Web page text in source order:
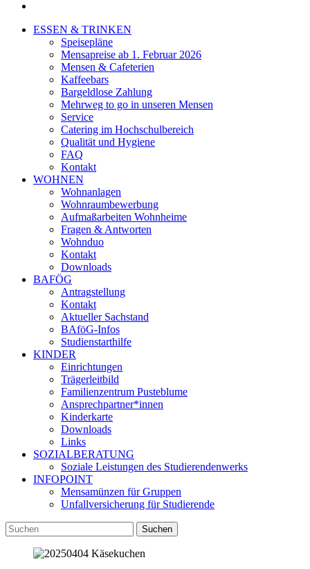
ESSEN & TRINKEN
Speisepläne
Mensapreise ab 1. Februar 2026
Mensen & Cafeterien
Kaffeebars
Bargeldlose Zahlung
Mehrweg to go in unseren Mensen
Service
Catering im Hochschulbereich
Qualität und Hygiene
FAQ
Kontakt
WOHNEN
Wohnanlagen
Wohnraumbewerbung
Aufmaßarbeiten Wohnheime
Fragen & Antworten
Wohnduo
Kontakt
Downloads
BAFÖG
Antragstellung
Kontakt
Aktueller Sachstand
BAföG-Infos
Studienstarthilfe
KINDER
Einrichtungen
Trägerleitbild
Familienzentrum Pusteblume
Ansprechpartner*innen
Kinderkarte
Downloads
Links
SOZIALBERATUNG
Soziale Leistungen des Studierendenwerks
INFOPOINT
Mensamünzen für Gruppen
Unfallversicherung für Studierende